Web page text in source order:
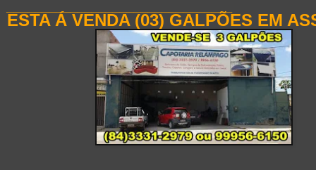
ESTA Á VENDA (03) GALPÕES EM